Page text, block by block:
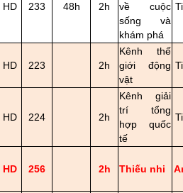
HD 233 48h 2h
về cuộc
sống và
khám phá
HD 223 2h
Kênh thế
giới động
vật
HD 224 2h
Kênh giải
trí tổng
hợp quốc
tế
HD 256 2h Thiếu nhi